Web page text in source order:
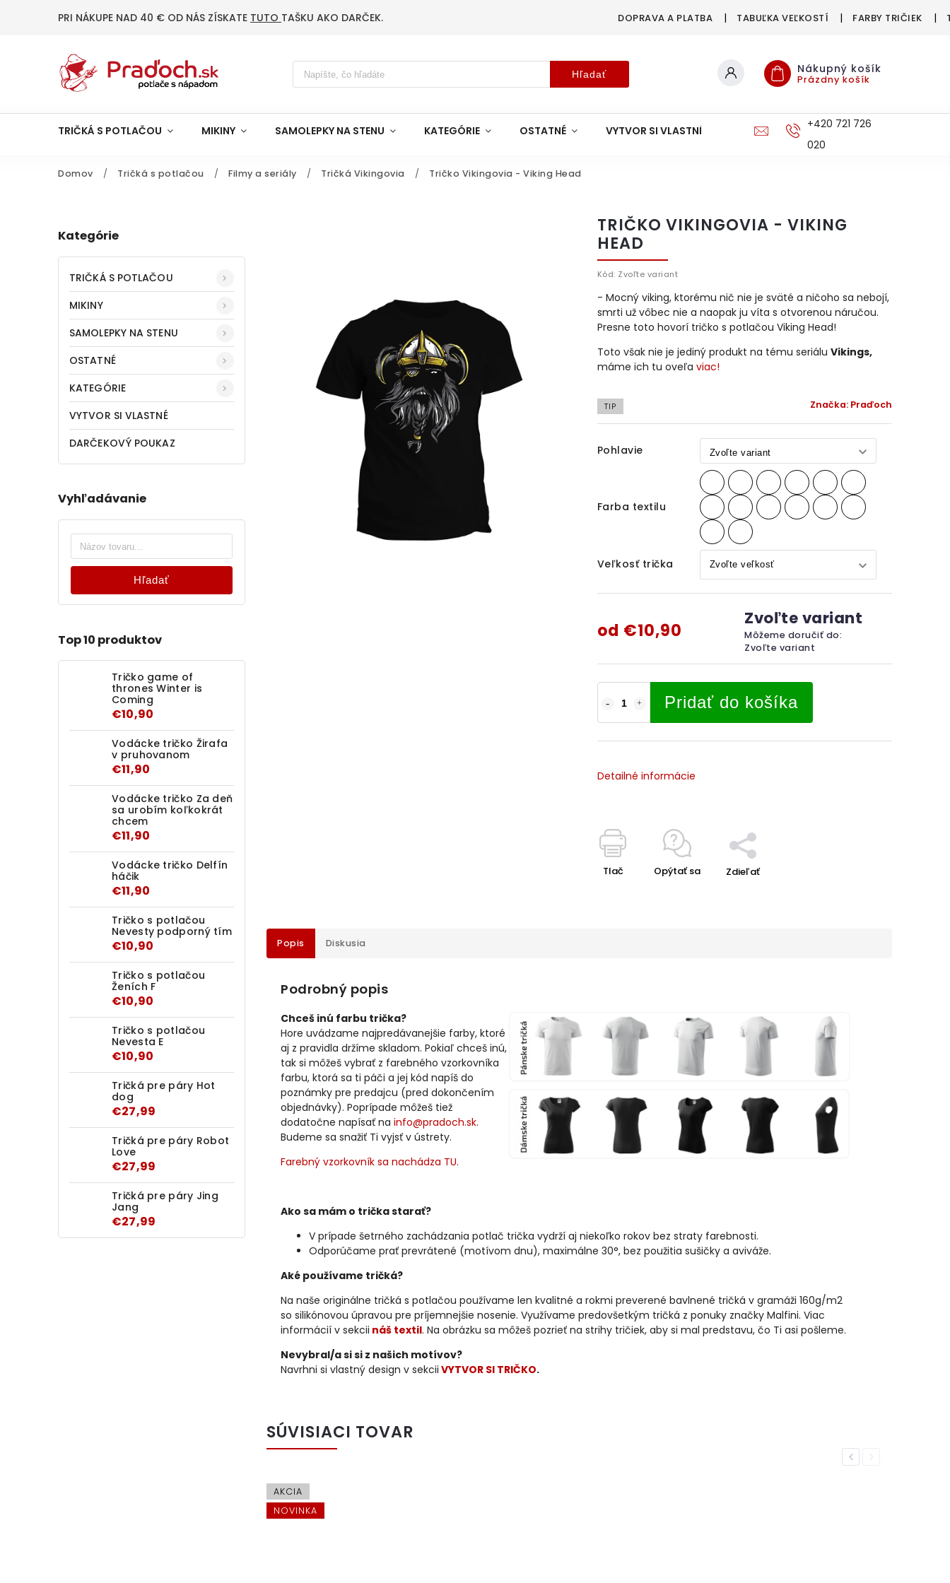
PRI NÁKUPE NAD 40 € OD NÁS ZÍSKATE TUTO TAŠKU AKO DARČEK. DOPRAVA A PLATBA TABUĽKA VEĽKOSTÍ FARBY TRIČIEK
Hľadať Nákupný košík
Prázdny košík
TRIČKÁ S POTLAČOU MIKINY SAMOLEPKY NA STENU KATEGÓRIE OSTATNÉ VYTVOR SI VLASTNÉ DOPRAVA A PLATBA+420 721 726
020
Domov / Tričká s potlačou / Filmy a seriály / Tričká Vikingovia / Tričko Vikingovia - Viking Head
Kategórie
TRIČKÁ S POTLAČOU
MIKINY
SAMOLEPKY NA STENU
OSTATNÉ
KATEGÓRIE
VYTVOR SI VLASTNÉ
DARČEKOVÝ POUKAZ
Vyhľadávanie
Hľadať
Top 10 produktov
Tričko game of
thrones Winter is
Coming
€10,90
Vodácke tričko Žirafa
v pruhovanom
€11,90
Vodácke tričko Za deň
sa urobím koľkokrát
chcem
€11,90
Vodácke tričko Delfín
háčik
€11,90
Tričko s potlačou
Nevesty podporný tím
€10,90
Tričko s potlačou
Ženích F
€10,90
Tričko s potlačou
Nevesta E
€10,90
Tričká pre páry Hot
dog
€27,99
Tričká pre páry Robot
Love
€27,99
Tričká pre páry Jing
Jang
€27,99
TRIČKO VIKINGOVIA - VIKING
HEAD
Kód: Zvoľte variant
TIP Značka: Praďoch
Pohlavie
Farba textilu
Veľkosť trička
od €10,90
Zvoľte variant
Môžeme doručiť do:
Zvoľte variant
Pridať do košíka
- Mocný viking, ktorému nič nie je sväté a ničoho sa nebojí,
smrti už vôbec nie a naopak ju víta s otvorenou náručou.
Presne toto hovorí tričko s potlačou Viking Head!
Toto však nie je jediný produkt na tému seriálu Vikings,
máme ich tu oveľa viac!
Detailné informácie
Tlač Opýtať sa Zdieľať
Popis Diskusia
Podrobný popis
Chceš inú farbu trička?
Hore uvádzame najpredávanejšie farby, ktoré
aj z pravidla držíme skladom. Pokiaľ chceš inú,
tak si môžeš vybrať z farebného vzorkovníka
farbu, ktorá sa ti páči a jej kód napíš do
poznámky pre predajcu (pred dokončením
objednávky). Poprípade môžeš tiež
dodatočne napísať na info@pradoch.sk.
Budeme sa snažiť Ti vyjsť v ústrety.
Farebný vzorkovník sa nachádza TU.
Ako sa mám o trička starať?
V prípade šetrného zachádzania potlač trička vydrží aj niekoľko rokov bez straty farebnosti.
Odporúčame prať prevrátené (motívom dnu), maximálne 30°, bez použitia sušičky a aviváže.
Aké používame tričká?
Na naše originálne tričká s potlačou používame len kvalitné a rokmi preverené bavlnené tričká v gramáži 160g/m2
so silikónovou úpravou pre príjemnejšie nosenie. Využívame predovšetkým tričká z ponuky značky Malfini. Viac
informácií v sekcii náš textil. Na obrázku sa môžeš pozrieť na strihy tričiek, aby si mal predstavu, čo Ti asi pošleme.
Nevybral/a si si z našich motívov?
Navrhni si vlastný design v sekcii VYTVOR SI TRIČKO.
SÚVISIACI TOVAR
Previous
AKCIA
NOVINKA
Next